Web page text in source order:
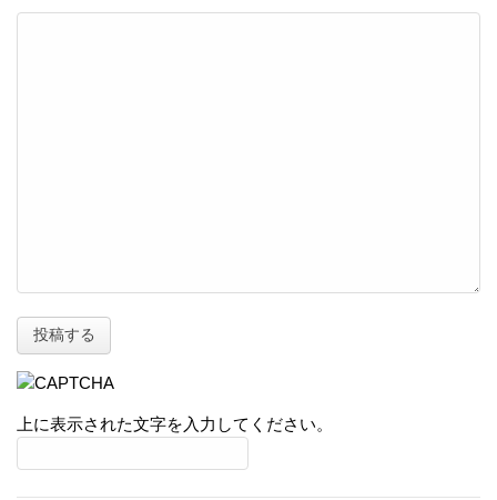
上に表示された文字を入力してください。